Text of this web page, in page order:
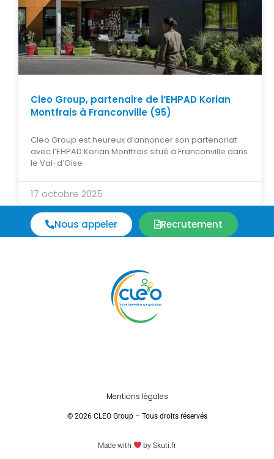
Cleo Group, partenaire de l’EHPAD Korian
Montfrais à Franconville (95)
Cleo Group est heureux d’annoncer son partenariat
avec l’EHPAD Korian Montfrais situé à Franconville dans
le Val-d’Oise
17 octobre 2025
Nous appeler Recrutement
Mentions légales
© 2026 CLEO Group – Tous droits réservés
Made with by Skuti.fr